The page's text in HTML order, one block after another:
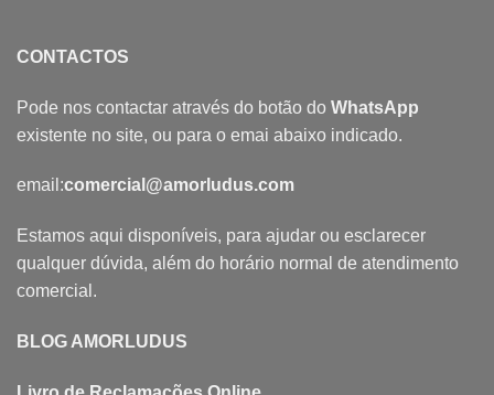
CONTACTOS
Pode nos contactar através do botão do WhatsApp
existente no site, ou para o emai abaixo indicado.
email:comercial@amorludus.com
Estamos aqui disponíveis, para ajudar ou esclarecer
qualquer dúvida, além do horário normal de atendimento
comercial.
BLOG AMORLUDUS